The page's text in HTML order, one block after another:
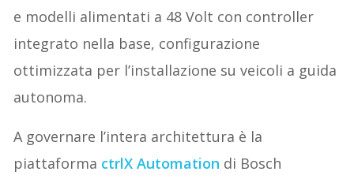
e modelli alimentati a 48 Volt con controller
integrato nella base, configurazione
ottimizzata per l’installazione su veicoli a guida
autonoma.
A governare l’intera architettura è la
piattaforma ctrlX Automation di Bosch